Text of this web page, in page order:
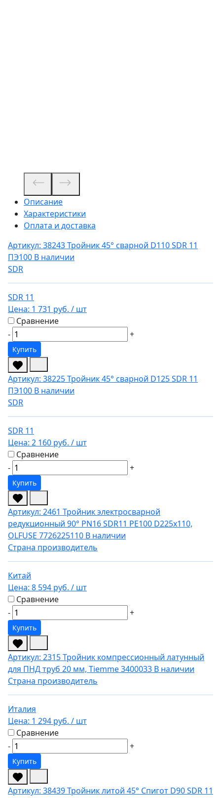
Описание
Характеристики
Оплата и доставка
Артикул: 38243Тройник 45° сварной D110 SDR 11
ПЭ100 В наличии
SDR
SDR 11
Цена: 1 731 руб. / шт
Сравнение
-
+
Купить
Артикул: 38225Тройник 45° сварной D125 SDR 11
ПЭ100 В наличии
SDR
SDR 11
Цена: 2 160 руб. / шт
Сравнение
-
+
Купить
Артикул: 2461 Тройник электросварной
редукционный 90° PN16 SDR11 PE100 D225х110,
OLFUSE 7726225110 В наличии
Страна производитель
Китай
Цена: 8 594 руб. / шт
Сравнение
-
+
Купить
Артикул: 2315Тройник компрессионный латунный
для ПНД труб 20 мм, Tiemme 3400033 В наличии
Страна производитель
Италия
Цена: 1 294 руб. / шт
Сравнение
-
+
Купить
Артикул: 38439Тройник литой 45° Спигот D90 SDR 11